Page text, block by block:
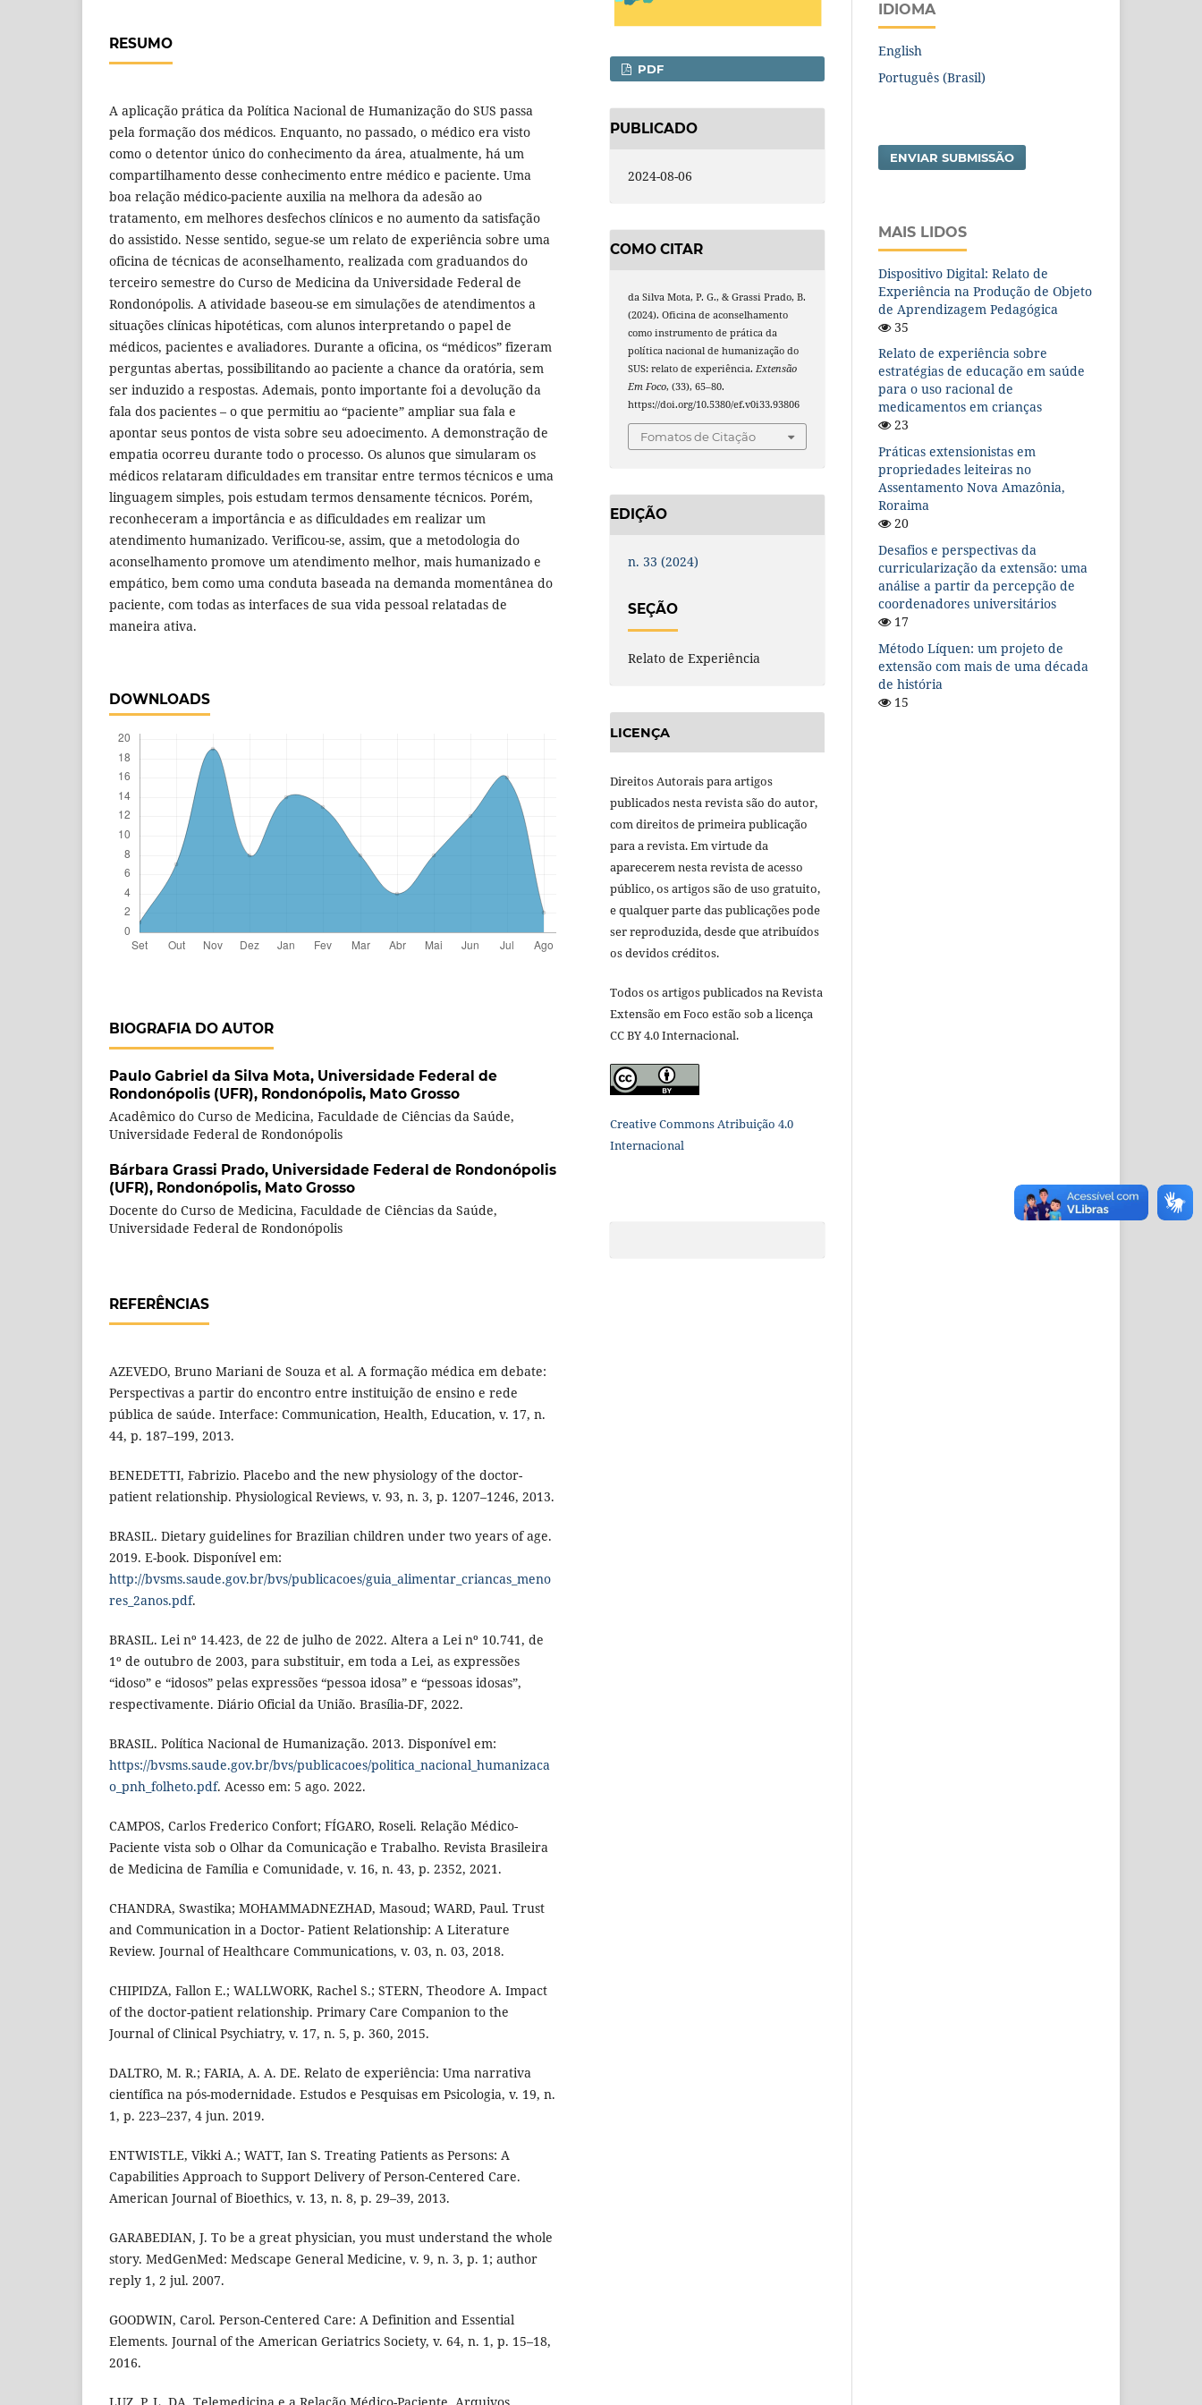
RESUMO
A aplicação prática da Política Nacional de Humanização do SUS passa
pela formação dos médicos. Enquanto, no passado, o médico era visto
como o detentor único do conhecimento da área, atualmente, há um
compartilhamento desse conhecimento entre médico e paciente. Uma
boa relação médico-paciente auxilia na melhora da adesão ao
tratamento, em melhores desfechos clínicos e no aumento da satisfação
do assistido. Nesse sentido, segue-se um relato de experiência sobre uma
oficina de técnicas de aconselhamento, realizada com graduandos do
terceiro semestre do Curso de Medicina da Universidade Federal de
Rondonópolis. A atividade baseou-se em simulações de atendimentos a
situações clínicas hipotéticas, com alunos interpretando o papel de
médicos, pacientes e avaliadores. Durante a oficina, os “médicos” fizeram
perguntas abertas, possibilitando ao paciente a chance da oratória, sem
ser induzido a respostas. Ademais, ponto importante foi a devolução da
fala dos pacientes – o que permitiu ao “paciente” ampliar sua fala e
apontar seus pontos de vista sobre seu adoecimento. A demonstração de
empatia ocorreu durante todo o processo. Os alunos que simularam os
médicos relataram dificuldades em transitar entre termos técnicos e uma
linguagem simples, pois estudam termos densamente técnicos. Porém,
reconheceram a importância e as dificuldades em realizar um
atendimento humanizado. Verificou-se, assim, que a metodologia do
aconselhamento promove um atendimento melhor, mais humanizado e
empático, bem como uma conduta baseada na demanda momentânea do
paciente, com todas as interfaces de sua vida pessoal relatadas de
maneira ativa.
DOWNLOADS
BIOGRAFIA DO AUTOR
Paulo Gabriel da Silva Mota, Universidade Federal de
Rondonópolis (UFR), Rondonópolis, Mato Grosso
Acadêmico do Curso de Medicina, Faculdade de Ciências da Saúde,
Universidade Federal de Rondonópolis
Bárbara Grassi Prado, Universidade Federal de Rondonópolis
(UFR), Rondonópolis, Mato Grosso
Docente do Curso de Medicina, Faculdade de Ciências da Saúde,
Universidade Federal de Rondonópolis
REFERÊNCIAS
AZEVEDO, Bruno Mariani de Souza et al. A formação médica em debate:
Perspectivas a partir do encontro entre instituição de ensino e rede
pública de saúde. Interface: Communication, Health, Education, v. 17, n.
44, p. 187–199, 2013.
BENEDETTI, Fabrizio. Placebo and the new physiology of the doctor-
patient relationship. Physiological Reviews, v. 93, n. 3, p. 1207–1246, 2013.
BRASIL. Dietary guidelines for Brazilian children under two years of age.
2019. E-book. Disponível em:
http://bvsms.saude.gov.br/bvs/publicacoes/guia_alimentar_criancas_meno
res_2anos.pdf.
BRASIL. Lei nº 14.423, de 22 de julho de 2022. Altera a Lei nº 10.741, de
1º de outubro de 2003, para substituir, em toda a Lei, as expressões
“idoso” e “idosos” pelas expressões “pessoa idosa” e “pessoas idosas”,
respectivamente. Diário Oficial da União. Brasília-DF, 2022.
BRASIL. Política Nacional de Humanização. 2013. Disponível em:
https://bvsms.saude.gov.br/bvs/publicacoes/politica_nacional_humanizaca
o_pnh_folheto.pdf. Acesso em: 5 ago. 2022.
CAMPOS, Carlos Frederico Confort; FÍGARO, Roseli. Relação Médico-
Paciente vista sob o Olhar da Comunicação e Trabalho. Revista Brasileira
de Medicina de Família e Comunidade, v. 16, n. 43, p. 2352, 2021.
CHANDRA, Swastika; MOHAMMADNEZHAD, Masoud; WARD, Paul. Trust
and Communication in a Doctor- Patient Relationship: A Literature
Review. Journal of Healthcare Communications, v. 03, n. 03, 2018.
CHIPIDZA, Fallon E.; WALLWORK, Rachel S.; STERN, Theodore A. Impact
of the doctor-patient relationship. Primary Care Companion to the
Journal of Clinical Psychiatry, v. 17, n. 5, p. 360, 2015.
DALTRO, M. R.; FARIA, A. A. DE. Relato de experiência: Uma narrativa
científica na pós-modernidade. Estudos e Pesquisas em Psicologia, v. 19, n.
1, p. 223–237, 4 jun. 2019.
ENTWISTLE, Vikki A.; WATT, Ian S. Treating Patients as Persons: A
Capabilities Approach to Support Delivery of Person-Centered Care.
American Journal of Bioethics, v. 13, n. 8, p. 29–39, 2013.
GARABEDIAN, J. To be a great physician, you must understand the whole
story. MedGenMed: Medscape General Medicine, v. 9, n. 3, p. 1; author
reply 1, 2 jul. 2007.
GOODWIN, Carol. Person-Centered Care: A Definition and Essential
Elements. Journal of the American Geriatrics Society, v. 64, n. 1, p. 15–18,
2016.
PDF
PUBLICADO
2024-08-06
COMO CITAR
da Silva Mota, P. G., & Grassi Prado, B.
(2024). Oficina de aconselhamento
como instrumento de prática da
política nacional de humanização do
SUS: relato de experiência.Extensão
Em Foco, (33), 65–80.
https://doi.org/10.5380/ef.v0i33.93806
Fomatos de Citação
EDIÇÃO
n. 33 (2024)
SEÇÃO
Relato de Experiência
LICENÇA
Direitos Autorais para artigos
publicados nesta revista são do autor,
com direitos de primeira publicação
para a revista. Em virtude da
aparecerem nesta revista de acesso
público, os artigos são de uso gratuito,
e qualquer parte das publicações pode
ser reproduzida, desde que atribuídos
os devidos créditos.
Todos os artigos publicados na Revista
Extensão em Foco estão sob a licença
CC BY 4.0 Internacional.
Creative Commons Atribuição 4.0
Internacional
IDIOMA
English
Português (Brasil)
ENVIAR SUBMISSÃO
MAIS LIDOS
Dispositivo Digital: Relato de
Experiência na Produção de Objeto
de Aprendizagem Pedagógica
35
Relato de experiência sobre
estratégias de educação em saúde
para o uso racional de
medicamentos em crianças
23
Práticas extensionistas em
propriedades leiteiras no
Assentamento Nova Amazônia,
Roraima
20
Desafios e perspectivas da
curricularização da extensão: uma
análise a partir da percepção de
coordenadores universitários
17
Método Líquen: um projeto de
extensão com mais de uma década
de história
15